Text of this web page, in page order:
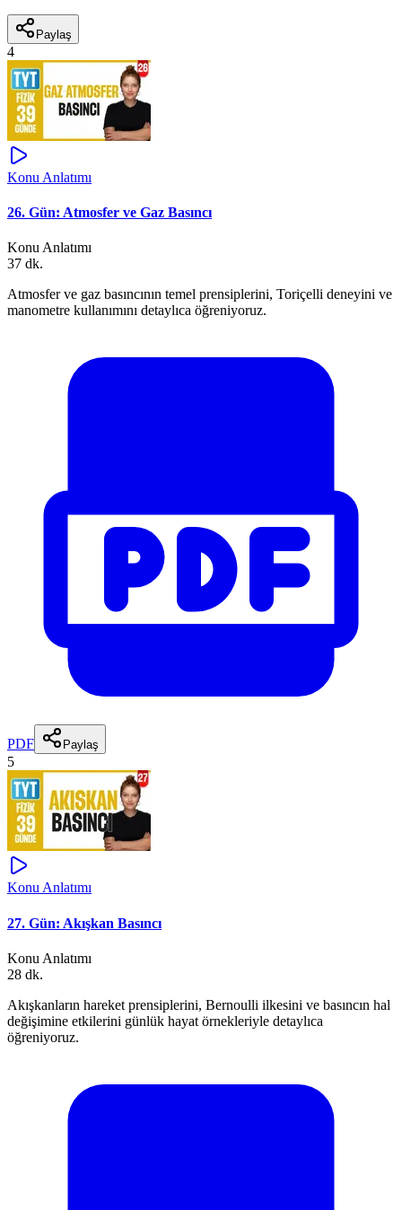
Paylaş
4
Konu Anlatımı
26. Gün: Atmosfer ve Gaz Basıncı
Konu Anlatımı
37 dk.
Atmosfer ve gaz basıncının temel prensiplerini, Toriçelli deneyini ve
manometre kullanımını detaylıca öğreniyoruz.
PDF Paylaş
5
Konu Anlatımı
27. Gün: Akışkan Basıncı
Konu Anlatımı
28 dk.
Akışkanların hareket prensiplerini, Bernoulli ilkesini ve basıncın hal
değişimine etkilerini günlük hayat örnekleriyle detaylıca
öğreniyoruz.